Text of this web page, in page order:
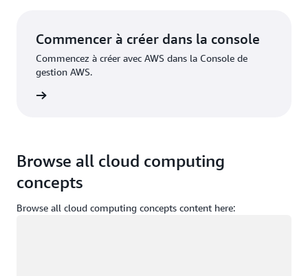
Commencer à créer dans la console
Commencez à créer avec AWS dans la Console de
gestion AWS.
Browse all cloud computing
concepts
Browse all cloud computing concepts content here: